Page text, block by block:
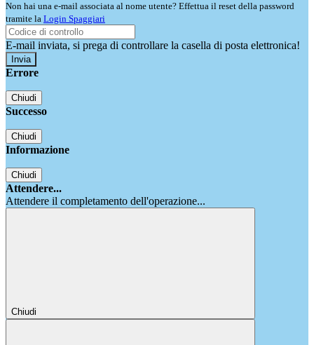
Non hai una e-mail associata al nome utente? Effettua il reset della password
tramite la Login Spaggiari
E-mail inviata, si prega di controllare la casella di posta elettronica!
Errore
Chiudi
Successo
Chiudi
Informazione
Chiudi
Attendere...
Attendere il completamento dell'operazione...
Chiudi